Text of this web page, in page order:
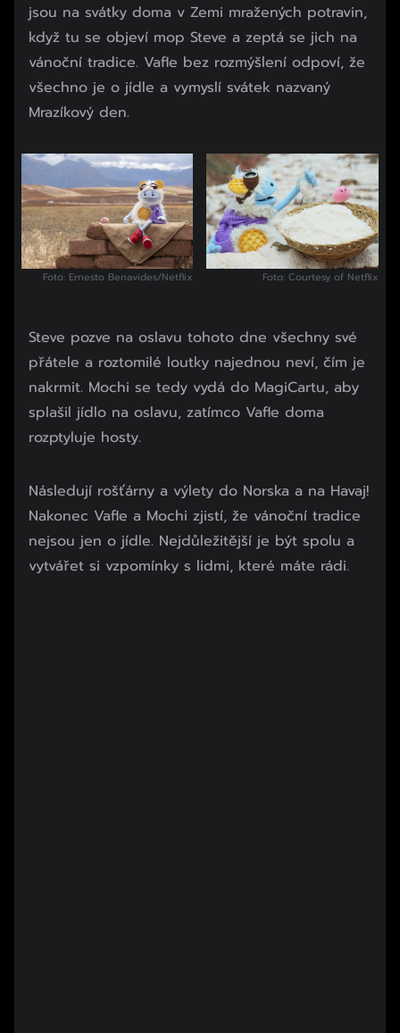
jsou na svátky doma v Zemi mražených potravin,
když tu se objeví mop Steve a zeptá se jich na
vánoční tradice. Vafle bez rozmýšlení odpoví, že
všechno je o jídle a vymyslí svátek nazvaný
Mrazíkový den.
Foto: Ernesto Benavides/Netflix Foto: Courtesy of Netflix
Steve pozve na oslavu tohoto dne všechny své
přátele a roztomilé loutky najednou neví, čím je
nakrmit. Mochi se tedy vydá do MagiCartu, aby
splašil jídlo na oslavu, zatímco Vafle doma
rozptyluje hosty.
Začátek reklamy
Konec reklamy
Následují rošťárny a výlety do Norska a na Havaj!
Nakonec Vafle a Mochi zjistí, že vánoční tradice
nejsou jen o jídle. Nejdůležitější je být spolu a
vytvářet si vzpomínky s lidmi, které máte rádi.